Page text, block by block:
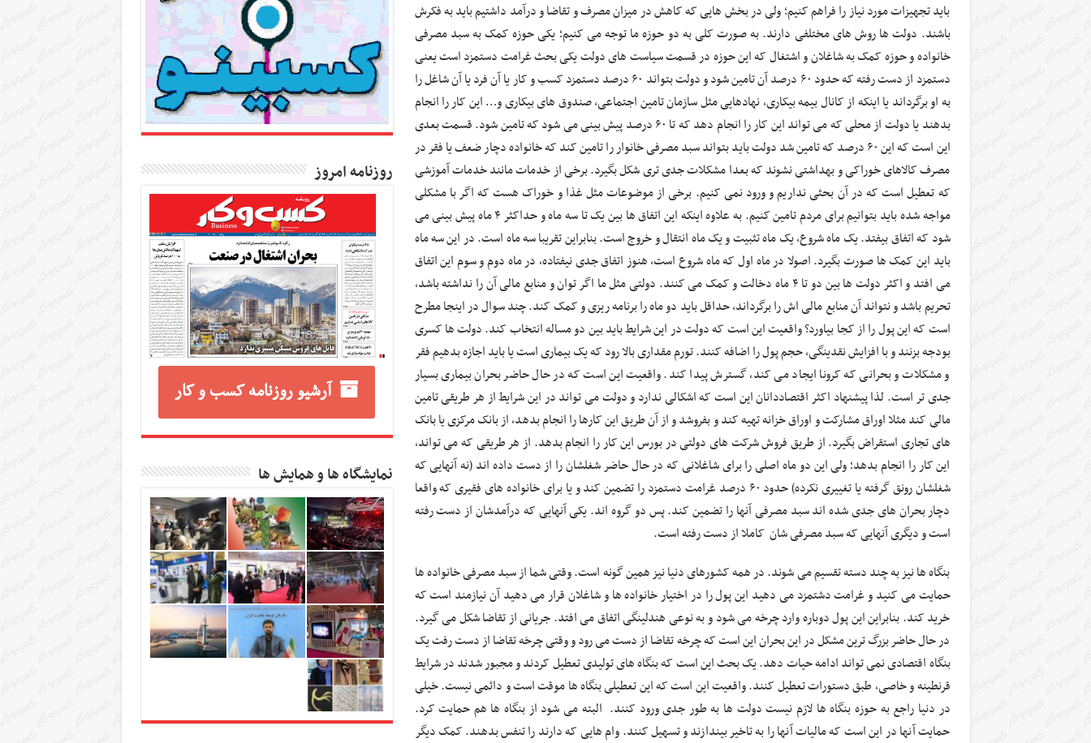
باید تجهیزات مورد نیاز را فراهم کنیم؛ ولی در بخش هایی که کاهش در میزان مصرف و تقاضا و درآمد داشتیم باید به فکرش
باشند. دولت ها روش های مختلفی دارند. به صورت کلی به دو حوزه ما توجه می کنیم؛ یکی حوزه کمک به سبد مصرفی
خانواده و حوزه کمک به شاغلان و اشتغال که این حوزه در قسمت سیاست های دولت یکی بحث غرامت دستمزد است یعنی
دستمزد از دست رفته که حدود ۶۰ درصد آن تامین شود و دولت بتواند ۶۰ درصد دستمزد کسب و کار یا آن فرد یا آن شاغل را
به او برگرداند یا اینکه از کانال بیمه بیکاری، نهادهایی مثل سازمان تامین اجتماعی، صندوق های بیکاری و… این کار را انجام
بدهند یا دولت از محلی که می تواند این کار را انجام دهد که تا ۶۰ درصد پیش بینی می شود که تامین شود. قسمت بعدی
این است که این ۶۰ درصد که تامین شد دولت باید بتواند سبد مصرفی خانوار را تامین کند که خانواده دچار ضعف یا فقر در
مصرف کالاهای خوراکی و بهداشتی نشوند که بعدا مشکلات جدی تری شکل بگیرد. برخی از خدمات مانند خدمات آموزشی
که تعطیل است که در آن بحثی نداریم و ورود نمی کنیم. برخی از موضوعات مثل غذا و خوراک هست که اگر با مشکلی
مواجه شده باید بتوانیم برای مردم تامین کنیم. به علاوه اینکه این اتفاق ها بین یک تا سه ماه و حداکثر ۴ ماه پیش بینی می
شود که اتفاق بیفتد. یک ماه شروع، یک ماه تثبیت و یک ماه انتقال و خروج است. بنابراین تقریبا سه ماه است. در این سه ماه
باید این کمک ها صورت بگیرد. اصولا در ماه اول که ماه شروع است، هنوز اتفاق جدی نیفتاده، در ماه دوم و سوم این اتفاق
می افتد و اکثر دولت ها بین دو تا ۴ ماه دخالت و کمک می کنند. دولتی مثل ما اگر توان و منابع مالی آن را نداشته باشد،
تحریم باشد و نتواند آن منابع مالی اش را برگرداند، حداقل باید دو ماه را برنامه ریزی و کمک کند. چند سوال در اینجا مطرح
است که این پول را از کجا بیاورد؟ واقعیت این است که دولت در این شرایط باید بین دو مساله انتخاب کند. دولت ها کسری
بودجه بزنند و با افزایش نقدینگی، حجم پول را اضافه کنند. تورم مقداری بالا رود که یک بیماری است یا باید اجازه بدهیم فقر
و مشکلات و بحرانی که کرونا ایجاد می کند، گسترش پیدا کند. واقعیت این است که در حال حاضر بحران بیماری بسیار
جدی تر است. لذا پیشنهاد اکثر اقتصاددانان این است که اشکالی ندارد و دولت می تواند در این شرایط از هر طریقی تامین
مالی کند مثلا اوراق مشارکت و اوراق خزانه تهیه کند و بفروشد و از آن طریق این کارها را انجام بدهد، از بانک مرکزی یا بانک
های تجاری استقراض بگیرد. از طریق فروش شرکت های دولتی در بورس این کار را انجام بدهد. از هر طریقی که می تواند،
این کار را انجام بدهد؛ ولی این دو ماه اصلی را برای شاغلانی که در حال حاضر شغلشان را از دست داده اند (نه آنهایی که
شغلشان رونق گرفته یا تغییری نکرده) حدود ۶۰ درصد غرامت دستمزد را تضمین کند و یا برای خانواده های فقیری که واقعا
دچار بحران های جدی شده اند سبد مصرفی آنها را تضمین کند. پس دو گروه اند. یکی آنهایی که درآمدشان از دست رفته
است و دیگری آنهایی که سبد مصرفی شان کاملا از دست رفته است.
بنگاه ها نیز به چند دسته تقسیم می شوند. در همه کشورهای دنیا نیز همین گونه است. وقتی شما از سبد مصرفی خانواده ها
حمایت می کنید و غرامت دشتمزد می دهید این پول را در اختیار خانواده ها و شاغلان قرار می دهید آن نیازمند است که
خرید کند. بنابراین این پول دوباره وارد چرخه می شود و به نوعی هندلینگی اتفاق می افتد. جریانی از تقاضا شکل می گیرد.
در حال حاضر بزرگ ترین مشکل در این بحران این است که چرخه تقاضا از دست می رود و وقتی چرخه تقاضا از دست رفت یک
بنگاه اقتصادی نمی تواند ادامه حیات دهد. یک بحث این است که بنگاه های تولیدی تعطیل کردند و مجبور شدند در شرایط
قرنطینه و خاصی، طبق دستورات تعطیل کنند. واقعیت این است که این تعطیلی بنگاه ها موقت است و دائمی نیست. خیلی
در دنیا راجع به حوزه بنگاه ها لازم نیست دولت ها به طور جدی ورود کنند. البته می شود از بنگاه ها هم حمایت کرد.
حمایت آنها در این است که مالیات آنها را به تاخیر بیندازند و تسهیل کنند. وام هایی که دارند را تنفس بدهند. کمک دیگر
روزنامه امروز
آرشیو روزنامه کسب و کار
نمایشگاه ها و همایش ها